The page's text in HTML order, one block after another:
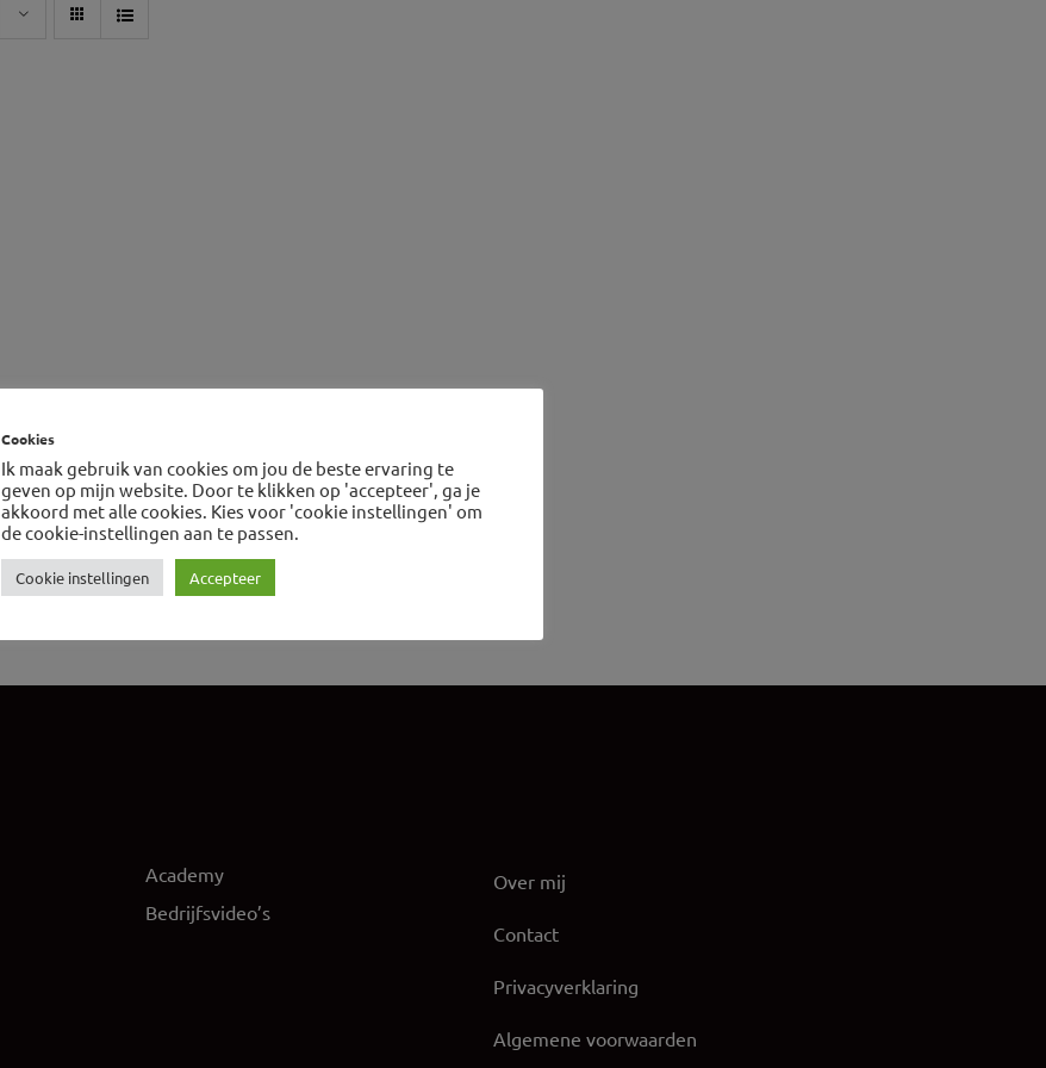
Academy
Bedrijfsvideo’s
Over mij
Contact
Privacyverklaring
Algemene voorwaarden
Cookies
Ik maak gebruik van cookies om jou de beste ervaring te
geven op mijn website. Door te klikken op 'accepteer', ga je
akkoord met alle cookies. Kies voor 'cookie instellingen' om
de cookie-instellingen aan te passen.
Cookie instellingen Accepteer